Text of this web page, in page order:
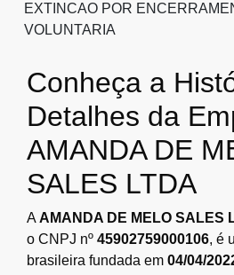
EXTINCAO POR
VOLUNTARIA
Conheça a
Detalhes da
AMANDA DE
SALES LTDA
AAMANDA DE MELO SALES
o CNPJ nº 45902759000106, é
brasileira fundada em 04/04/